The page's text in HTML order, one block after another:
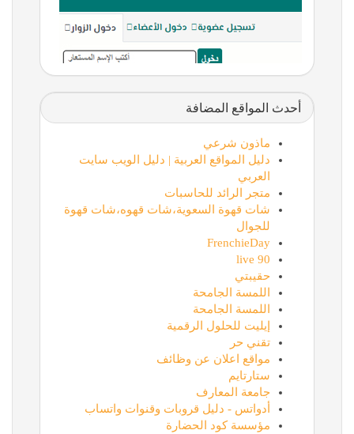
أحدث المواقع المضافة
ماذون شرعي
دليل المواقع العربية | دليل الويب سايت
العربي
متجر الرائد للحاسبات
شات قهوة السعوية،شات قهوه،شات قهوة
للجوال
FrenchieDay
90 live
حقيبتي
اللمسة الجامحة
اللمسة الجامحة
إيليت للحلول الرقمية
تقني حر
مواقع اعلان عن وظائف
ستارتايم
جامعة المعارف
أدواتس - دليل قروبات وقنوات واتساب
مؤسسة كود الحضارة